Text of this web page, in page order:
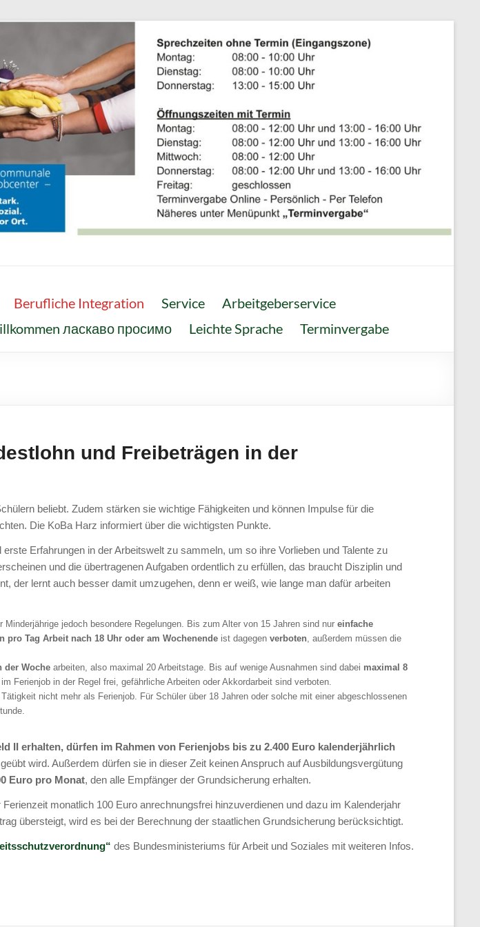
Berufliche Integration Service
Arbeitgeberservice
ласкаво просимо Leichte Sprache Terminvergabe
und Freibeträgen in der
beliebt. Zudem stärken sie wichtige Fähigkeiten und können Impulse für die
Die KoBa Harz informiert über die wichtigsten Punkte.
Erfahrungen in der Arbeitswelt zu sammeln, um so ihre Vorlieben und Talente zu
und die übertragenen Aufgaben ordentlich zu erfüllen, das braucht Disziplin und
der lernt auch besser damit umzugehen, denn er weiß, wie lange man dafür arbeiten
jedoch besondere Regelungen. Bis zum Alter von 15 Jahren sind nur einfache
pro Tag Arbeit nach 18 Uhr oder am Wochenende ist dagegen verboten, außerdem müssen die
der Woche arbeiten, also maximal 20 Arbeitstage. Bis auf wenige Ausnahmen sind dabei maximal 8
Ferienjob in der Regel frei, gefährliche Arbeiten oder Akkordarbeit sind verboten.
nicht mehr als Ferienjob. Für Schüler über 18 Jahren oder solche mit einer abgeschlossenen
II erhalten, dürfen im Rahmen von Ferienjobs bis zu 2.400 Euro kalenderjährlich
wird. Außerdem dürfen sie in dieser Zeit keinen Anspruch auf Ausbildungsvergütung
Euro pro Monat, den alle Empfänger der Grundsicherung erhalten.
monatlich 100 Euro anrechnungsfrei hinzuverdienen und dazu im Kalenderjahr
übersteigt, wird es bei der Berechnung der staatlichen Grundsicherung berücksichtigt.
des Bundesministeriums für Arbeit und Soziales mit weiteren Infos.